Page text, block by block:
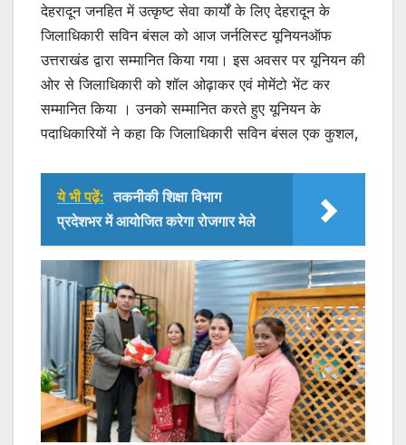
at
s
A
p
p
c
e
b
o
o
k
itt
er
देहरादून जनहित में उत्कृष्ट सेवा कार्यों के लिए देहरादून के
जिलाधिकारी सविन बंसल को आज जर्नलिस्ट यूनियनऑफ
उत्तराखंड द्वारा सम्मानित किया गया। इस अवसर पर यूनियन की
ओर से जिलाधिकारी को शॉल ओढ़ाकर एवं मोमेंटो भेंट कर
सम्मानित किया । उनको सम्मानित करते हुए यूनियन के
पदाधिकारियों ने कहा कि जिलाधिकारी सविन बंसल एक कुशल,
ये भी पढ़ें: तकनीकी शिक्षा विभाग
प्रदेशभर में आयोजित करेगा रोजगार मेले